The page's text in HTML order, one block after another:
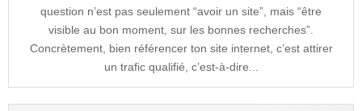
question n’est pas seulement “avoir un site”, mais “être
visible au bon moment, sur les bonnes recherches”.
Concrètement, bien référencer ton site internet, c’est attirer
un trafic qualifié, c’est-à-dire...